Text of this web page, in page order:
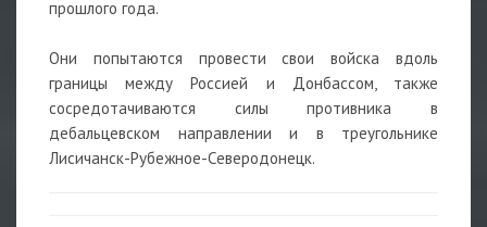
прошлого года.
Они попытаются провести свои войска вдоль
границы между Россией и Донбассом, также
сосредотачиваются силы противника в
дебальцевском направлении и в треугольнике
Лисичанск-Рубежное-Северодонецк.